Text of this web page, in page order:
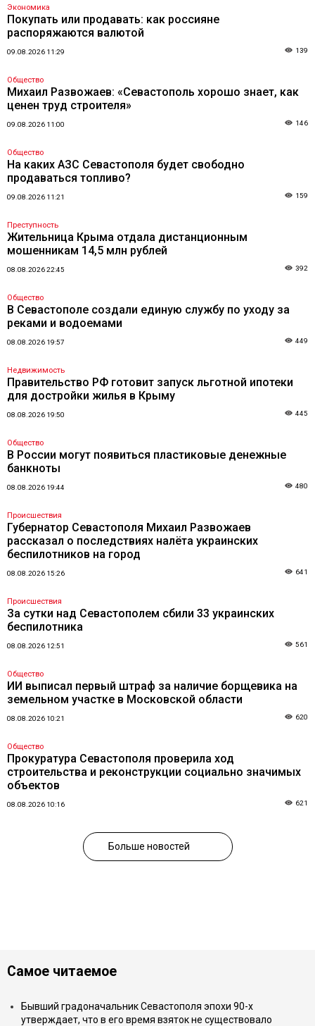
Экономика
Покупать или продавать: как россияне
распоряжаются валютой
09.08.2026 11:29 139
Общество
Михаил Развожаев: «Севастополь хорошо знает, как
ценен труд строителя»
09.08.2026 11:00 146
Общество
На каких АЗС Севастополя будет свободно
продаваться топливо?
09.08.2026 11:21 159
Преступность
Жительница Крыма отдала дистанционным
мошенникам 14,5 млн рублей
08.08.2026 22:45 392
Общество
В Севастополе создали единую службу по уходу за
реками и водоемами
08.08.2026 19:57 449
Недвижимость
Правительство РФ готовит запуск льготной ипотеки
для достройки жилья в Крыму
08.08.2026 19:50 445
Общество
В России могут появиться пластиковые денежные
банкноты
08.08.2026 19:44 480
Происшествия
Губернатор Севастополя Михаил Развожаев
рассказал о последствиях налёта украинских
беспилотников на город
08.08.2026 15:26 641
Происшествия
За сутки над Севастополем сбили 33 украинских
беспилотника
08.08.2026 12:51 561
Общество
ИИ выписал первый штраф за наличие борщевика на
земельном участке в Московской области
08.08.2026 10:21 620
Общество
Прокуратура Севастополя проверила ход
строительства и реконструкции социально значимых
объектов
08.08.2026 10:16 621
Больше новостей
Самое читаемое
Бывший градоначальник Севастополя эпохи 90-х
утверждает, что в его время взяток не существовало